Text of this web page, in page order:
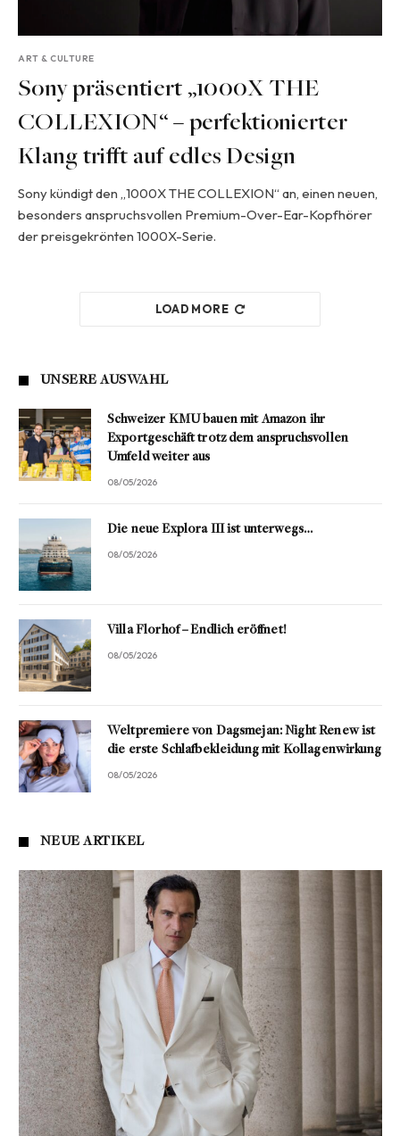
ART & CULTURE
Sony präsentiert „1000X THE
COLLEXION“ – perfektionierter
Klang trifft auf edles Design
Sony kündigt den „1000X THE COLLEXION“ an, einen neuen,
besonders anspruchsvollen Premium-Over-Ear-Kopfhörer
der preisgekrönten 1000X-Serie.
LOAD MORE
UNSERE AUSWAHL
Schweizer KMU bauen mit Amazon ihr
Exportgeschäft trotz dem anspruchsvollen
Umfeld weiter aus
08/05/2026
Die neue Explora III ist unterwegs…
08/05/2026
Villa Florhof – Endlich eröffnet!
08/05/2026
Weltpremiere von Dagsmejan: Night Renew ist
die erste Schlafbekleidung mit Kollagenwirkung
08/05/2026
NEUE ARTIKEL